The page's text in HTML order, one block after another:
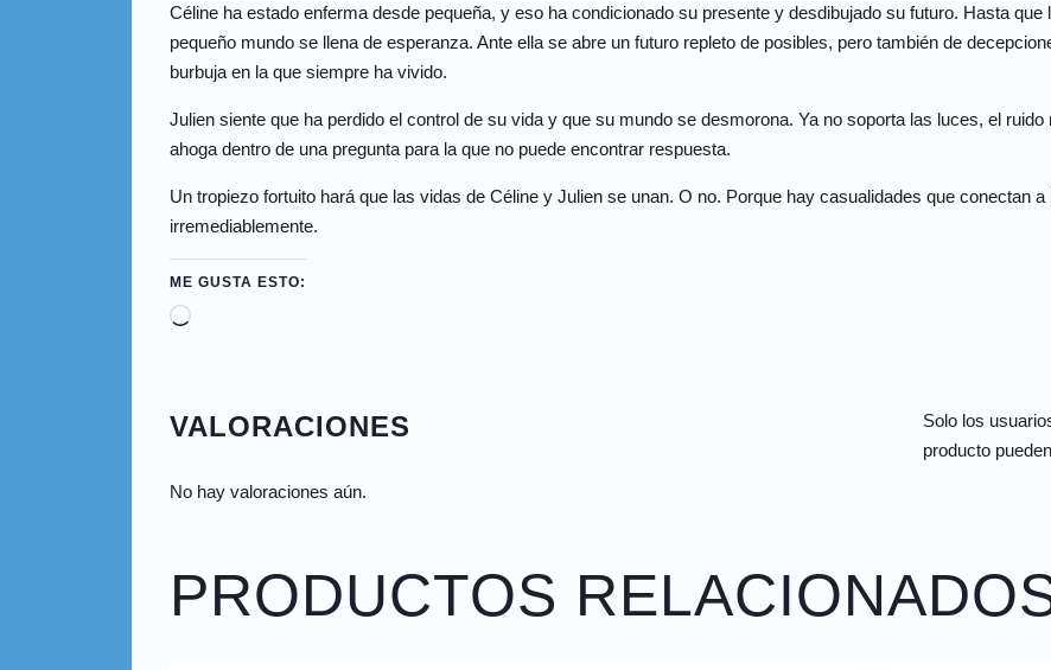
Céline ha estado enferma desde pequeña, y eso ha condicionado su presente y desdibujado su futuro. Hasta
pequeño mundo se llena de esperanza. Ante ella se abre un futuro repleto de posibles, pero también de
burbuja en la que siempre ha vivido.
Julien siente que ha perdido el control de su vida y que su mundo se desmorona. Ya no soporta las luces, el
ahoga dentro de una pregunta para la que no puede encontrar respuesta.
Un tropiezo fortuito hará que las vidas de Céline y Julien se unan. O no. Porque hay casualidades que conectan
irremediablemente.
ME GUSTA ESTO:
VALORACIONES
No hay valoraciones aún.
Solo los
producto
PRODUCTOS